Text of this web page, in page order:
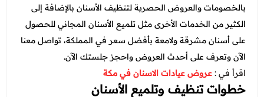
بالخصومات والعروض الحصرية لتنظيف الأسنان بالإضافة إلى
الكثير من الخدمات الأخرى مثل تلميع الأسنان المجاني للحصول
على أسنان مشرقة ولامعة بأفضل سعر في المملكة، تواصل معنا
الآن وتعرف على أحدث العروض واحجز جلستك الآن.
اقرأ في :عروض عيادات الاسنان في مكة
خطوات تنظيف وتلميع الأسنان